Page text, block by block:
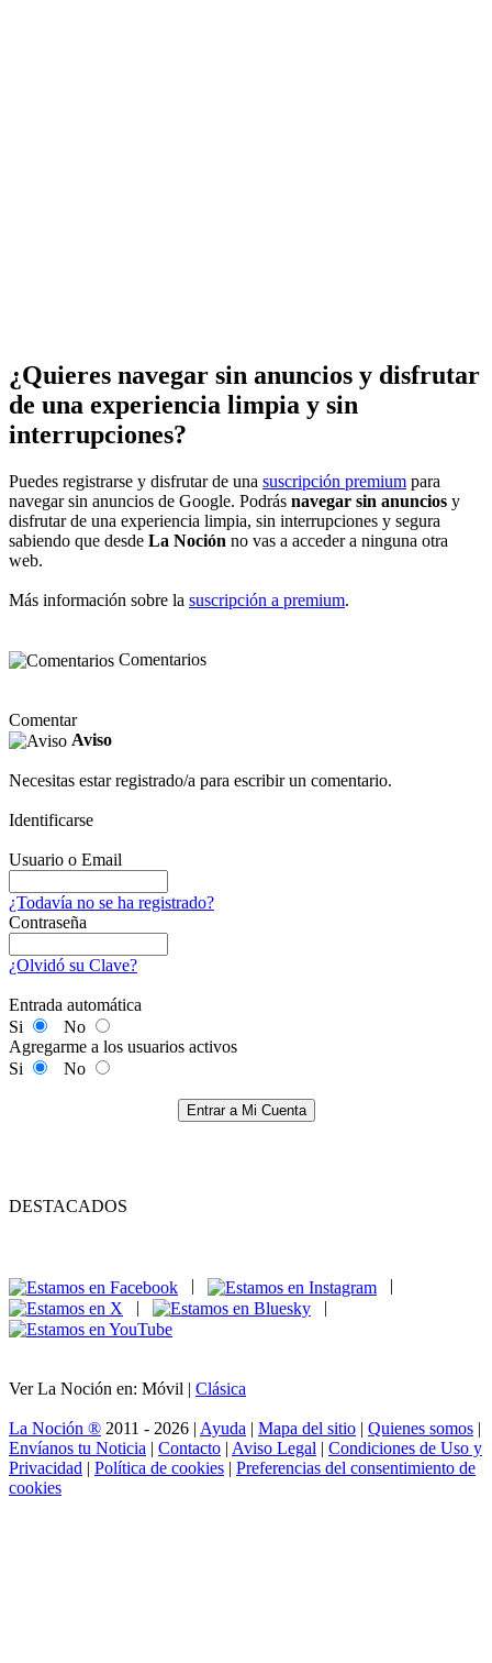
¿Quieres navegar sin anuncios y disfrutar
de una experiencia limpia y sin
interrupciones?
Puedes registrarse y disfrutar de una suscripción premium para
navegar sin anuncios de Google. Podrás navegar sin anuncios y
disfrutar de una experiencia limpia, sin interrupciones y segura
sabiendo que desde La Noción no vas a acceder a ninguna otra
web.
Más información sobre la suscripción a premium.
Comentarios
Comentar
Aviso
Necesitas estar registrado/a para escribir un comentario.
Identificarse
Usuario o Email
¿Todavía no se ha registrado?
Contraseña
¿Olvidó su Clave?
Entrada automática
Si
No
Agregarme a los usuarios activos
Si
No
Entrar a Mi Cuenta
DESTACADOS
|
|
|
|
Ver La Noción en: Móvil | Clásica
La Noción ® 2011 - 2026 | Ayuda | Mapa del sitio | Quienes somos |
Envíanos tu Noticia | Contacto | Aviso Legal | Condiciones de Uso y
Privacidad | Política de cookies | Preferencias del consentimiento de
cookies